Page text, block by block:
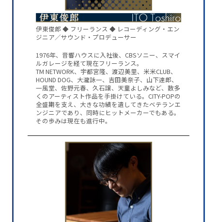
伊東俊郎 ◆ フリーランス ◆ レコーディング・エン
ジニア／サウンド・プロデューサー
1976年、音響ハウスに入社後、CBSソニー、スマイ
ルガレージを経て現在フリーランス。
TM NETWORK、宇都宮隆、渡辺美里、米米CLUB、
HOUND DOG、大瀧詠一、吉田美奈子、山下達郎、
一風堂、佐野元春、久石譲、天童よしみなど、数多
くのアーティスト作品を手掛けている。CITY-POPの
全盛期を支え、大きな功績を遺してきたベテランエ
ンジニアであり、同時にヒットメーカーでもある。
その歩みは現在も進行中。